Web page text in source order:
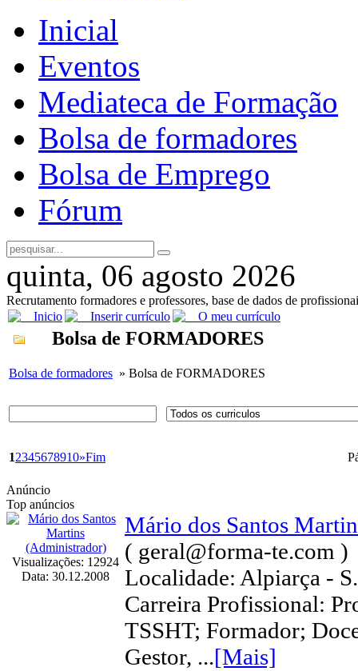
Inicial
Eventos
Mediateca de Formação
Bolsa de formadores
Bolsa de Emprego
Fórum
quinta, 06 agosto 2026
Recrutamento formadores e professores, base de dados de
Inicio
Inserir currículo O meu currículo
Bolsa de FORMADORES
Bolsa de formadores » Bolsa de FORMADORES
12345678910»Fim
Anúncio
Top anúncios
Visualizações: 12924
Data: 30.12.2008
Mário dos Santos
( geral@forma-te.com )
Localidade: Alpiarça -
Carreira Profissional:
TSSHT; Formador;
Gestor, ...[Mais]